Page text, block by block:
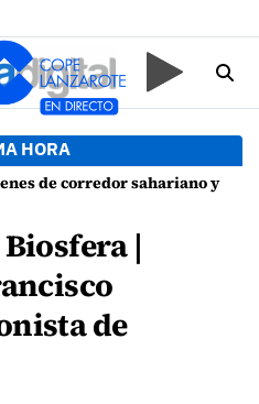
HORA
y episodios de cortejo de hubara cerca del rally de Lanzarote
|
de